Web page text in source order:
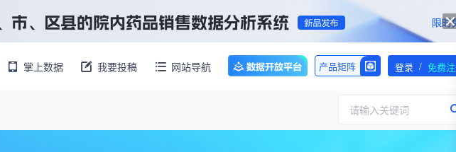
掌上数据 我要投稿 网站导航 产品矩阵 登录 / 免费
请输入关键词